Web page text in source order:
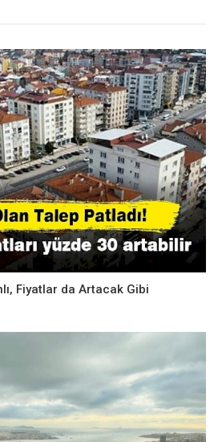
Fiyatlar da Artacak Gibi